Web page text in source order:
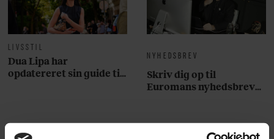
LIVSSTIL
Dua Lipa har
opdatereret sin guide til
NYHEDSBREV
Skriv dig op til
Euromans nyhedsbrev